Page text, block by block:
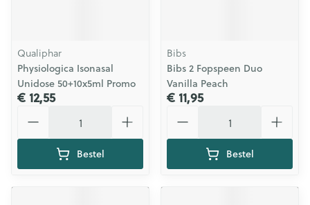
Qualiphar
Physiologica Isonasal
Unidose 50+10x5ml Promo
€ 12,55
Bestel
Bibs
Bibs 2 Fopspeen Duo
Vanilla Peach
€ 11,95
Bestel